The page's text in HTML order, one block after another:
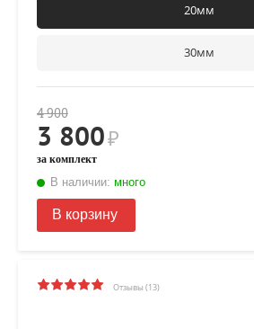
20мм
30мм
4 900
3 800₽
за комплект
В наличии: много
В корзину
Отзывы (13)